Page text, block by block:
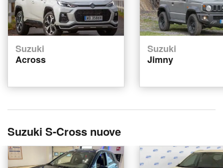
Suzuki
Across
Suzuki
Jimny
Suzuki S-Cross nuove